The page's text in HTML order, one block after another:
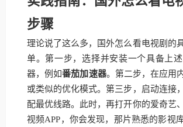
步骤
理论说了这么多，国外怎么看电视剧的
单。第一步，选择并安装一个具备上
器，例如番茄加速器。第二步，在应用
或类似的优化模式。第三步，启动连接
配最优线路。此时，再打开你的爱奇艺
视频APP，你会发现，那片熟悉的影视